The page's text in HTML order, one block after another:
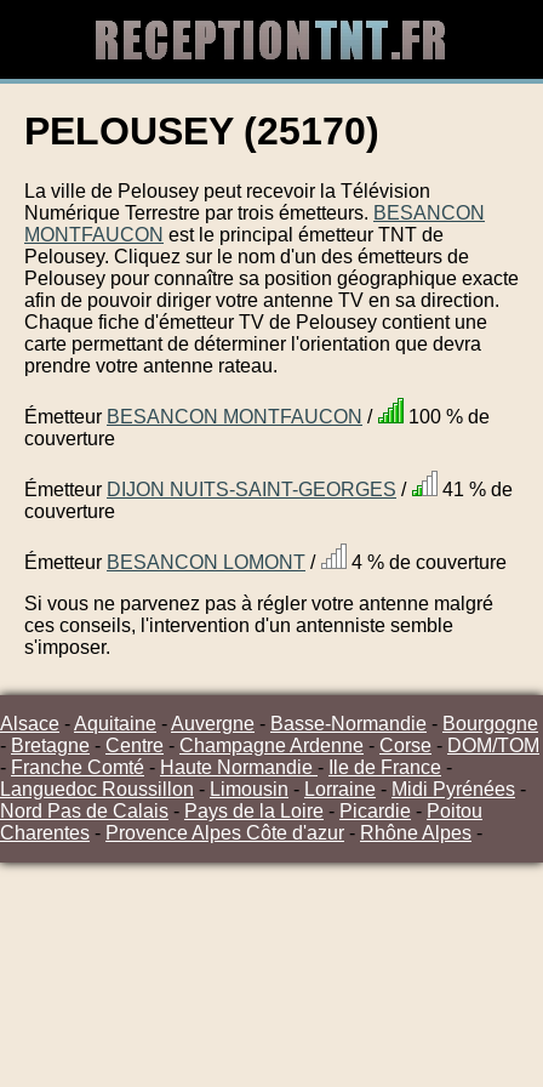
PELOUSEY (25170)
La ville de Pelousey peut recevoir la Télévision
Numérique Terrestre par trois émetteurs. BESANCON
MONTFAUCON est le principal émetteur TNT de
Pelousey. Cliquez sur le nom d'un des émetteurs de
Pelousey pour connaître sa position géographique exacte
afin de pouvoir diriger votre antenne TV en sa direction.
Chaque fiche d'émetteur TV de Pelousey contient une
carte permettant de déterminer l'orientation que devra
prendre votre antenne rateau.
Émetteur BESANCON MONTFAUCON /
100 % de
couverture
Émetteur DIJON NUITS-SAINT-GEORGES /
41 % de
couverture
Émetteur BESANCON LOMONT /
4 % de couverture
Si vous ne parvenez pas à régler votre antenne malgré
ces conseils, l'intervention d'un antenniste semble
s'imposer.
Alsace -Aquitaine -Auvergne - Basse-Normandie - Bourgogne
- Bretagne - Centre - Champagne Ardenne - Corse - DOM/TOM
- Franche Comté - Haute Normandie - Ile de France -
Languedoc Roussillon - Limousin - Lorraine - Midi Pyrénées -
Nord Pas de Calais - Pays de la Loire - Picardie - Poitou
Charentes - Provence Alpes Côte d'azur - Rhône Alpes -